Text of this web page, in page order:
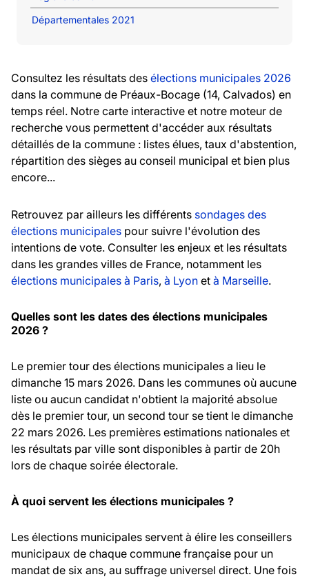
Départementales 2021
Consultez les résultats des élections municipales 2026
dans la commune de Préaux-Bocage (14, Calvados) en
temps réel. Notre carte interactive et notre moteur de
recherche vous permettent d'accéder aux résultats
détaillés de la commune : listes élues, taux d'abstention,
répartition des sièges au conseil municipal et bien plus
encore...
Retrouvez par ailleurs les différents sondages des
élections municipales pour suivre l'évolution des
intentions de vote. Consulter les enjeux et les résultats
dans les grandes villes de France, notamment les
élections municipales à Paris, à Lyon et à Marseille.
Quelles sont les dates des élections municipales
2026 ?
Le premier tour des élections municipales a lieu le
dimanche 15 mars 2026. Dans les communes où aucune
liste ou aucun candidat n'obtient la majorité absolue
dès le premier tour, un second tour se tient le dimanche
22 mars 2026. Les premières estimations nationales et
les résultats par ville sont disponibles à partir de 20h
lors de chaque soirée électorale.
À quoi servent les élections municipales ?
Les élections municipales servent à élire les conseillers
municipaux de chaque commune française pour un
mandat de six ans, au suffrage universel direct. Une fois